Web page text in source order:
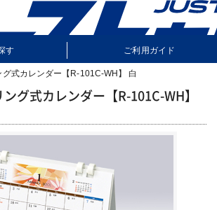
す ご利用ガイド
いて よくあるご質問
グ式カレンダー【R-101C-WH】 白
ング式カレンダー【R-101C-WH】